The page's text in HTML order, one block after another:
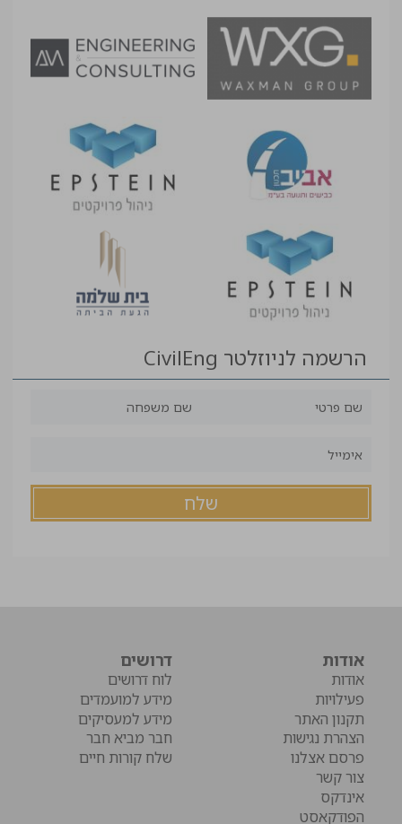
הרשמה לניוזלטר CivilEng
אודות
אודות
פעילויות
תקנון האתר
הצהרת נגישות
פרסם אצלנו
צור קשר
אינדקס
הפודקאסט
דרושים
לוח דרושים
מידע למועמדים
מידע למעסיקים
חבר מביא חבר
שלח קורות חיים